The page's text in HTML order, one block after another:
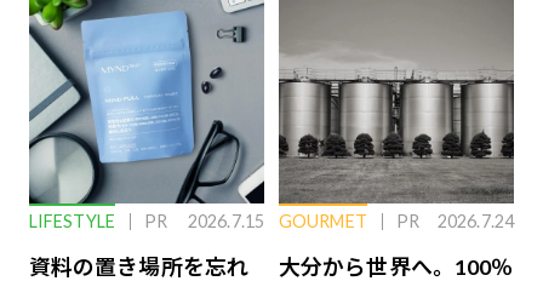
LIFESTYLE PR 2026.7.15
資料の置き場所を忘れ
GOURMET PR 2026.7.24
大分から世界へ。100％